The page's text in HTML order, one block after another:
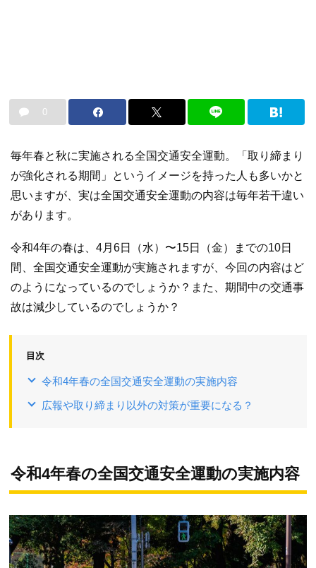
0
毎年春と秋に実施される全国交通安全運動。「取り締まり
が強化される期間」というイメージを持った人も多いかと
思いますが、実は全国交通安全運動の内容は毎年若干違い
があります。
令和4年の春は、4月6日（水）〜15日（金）までの10日
間、全国交通安全運動が実施されますが、今回の内容はど
のようになっているのでしょうか？また、期間中の交通事
故は減少しているのでしょうか？
目次
令和4年春の全国交通安全運動の実施内容
広報や取り締まり以外の対策が重要になる？
令和4年春の全国交通安全運動の実施内容